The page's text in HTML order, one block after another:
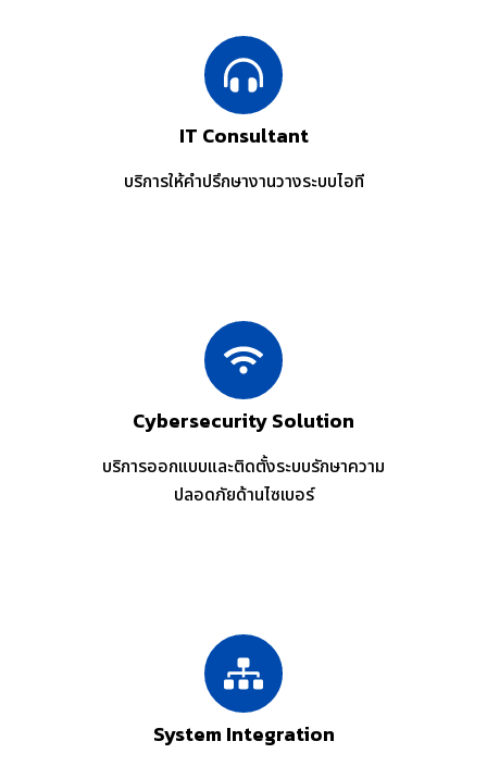
IT Consultant
บริการให้คำปรึกษางานวางระบบไอที
Cybersecurity Solution
บริการออกแบบและติดตั้งระบบรักษาความ
ปลอดภัยด้านไซเบอร์
System Integration